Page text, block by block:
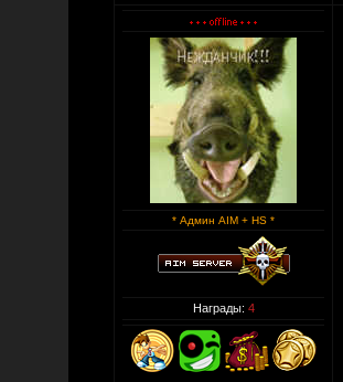
* Админ AIM + HS *
Награды: 4